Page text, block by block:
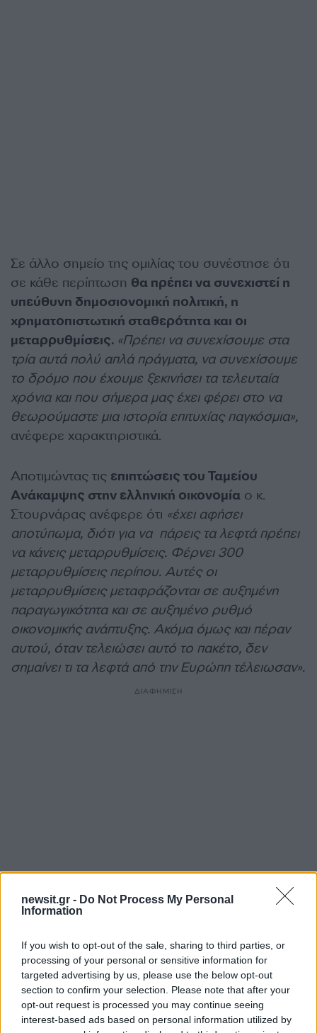
newsit.gr - Do Not Process My Personal
Information
If you wish to opt-out of the sale, sharing to third parties, or
processing of your personal or sensitive information for
targeted advertising by us, please use the below opt-out
section to confirm your selection. Please note that after your
opt-out request is processed you may continue seeing
interest-based ads based on personal information utilized by
Σε άλλο σημείο της ομιλίας του συνέστησε ότι
σε κάθε περίπτωση θα πρέπει να συνεχιστεί η
υπεύθυνη δημοσιονομική πολιτική, η
χρηματοπιστωτική σταθερότητα και οι
μεταρρυθμίσεις. «Πρέπει να συνεχίσουμε στα
τρία αυτά πολύ απλά πράγματα, να συνεχίσουμε
το δρόμο που έχουμε ξεκινήσει τα τελευταία
χρόνια και που σήμερα μας έχει φέρει στο να
θεωρούμαστε μια ιστορία επιτυχίας παγκόσμια»,
ανέφερε χαρακτηριστικά.
Αποτιμώντας τις επιπτώσεις του Ταμείου
Ανάκαμψης στην ελληνική οικονομία ο κ.
Στουρνάρας ανέφερε ότι «έχει αφήσει
αποτύπωμα, διότι για να πάρεις τα λεφτά πρέπει
να κάνεις μεταρρυθμίσεις. Φέρνει 300
μεταρρυθμίσεις περίπου. Αυτές οι
μεταρρυθμίσεις μεταφράζονται σε αυξημένη
παραγωγικότητα και σε αυξημένο ρυθμό
οικονομικής ανάπτυξης. Ακόμα όμως και πέραν
αυτού, όταν τελειώσει αυτό το πακέτο, δεν
σημαίνει τι τα λεφτά από την Ευρώπη τέλειωσαν».
ΔΙΑΦΗΜΙΣΗ
Αν τα χάσατε